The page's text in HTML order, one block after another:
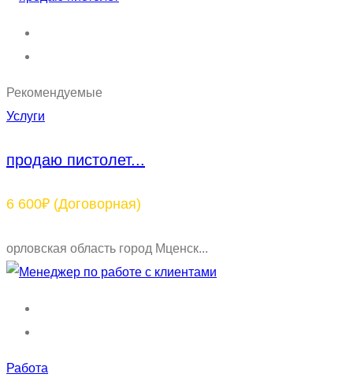
Рекомендуемые
Услуги
продаю пистолет...
6 600₽ (Договорная)
орловская область город Мценск...
Работа